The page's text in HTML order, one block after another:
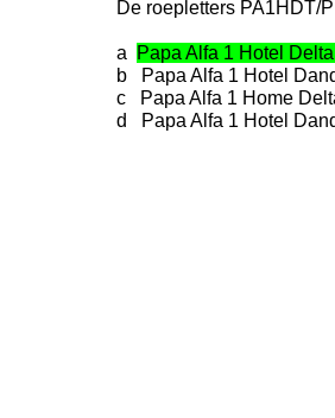
De roepletters PA1HDT/
a
Papa Alfa 1 Hotel
b Papa Alfa 1 Hotel
c Papa Alfa 1 Home
d Papa Alfa 1 Hotel